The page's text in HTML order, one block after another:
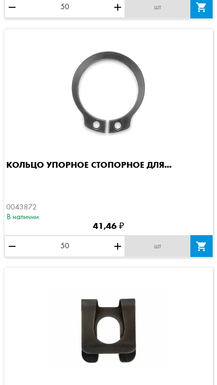
remove add шт 
КОЛЬЦО УПОРНОЕ СТОПОРНОЕ ДЛЯ...
0043872
В наличии
41,46 ₽
remove add шт 